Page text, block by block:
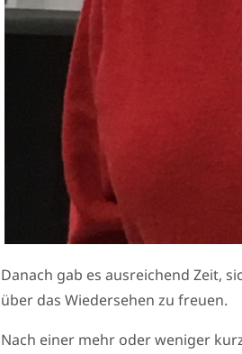
Danach gab es ausreichend Zeit,
über das Wiedersehen zu freuen.
Nach einer mehr oder weniger